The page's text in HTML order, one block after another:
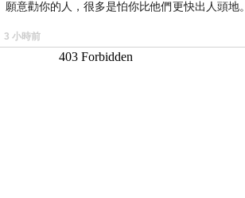
願意勸你的人，很多是怕你比他們更快出人頭地。
3 小時前